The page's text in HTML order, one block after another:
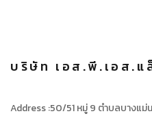
บริษัท เอส.พี.เอส.แ
Address :50/51 หมู่ 9 ตำบลบางแ